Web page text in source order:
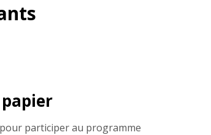
pour participer au programme